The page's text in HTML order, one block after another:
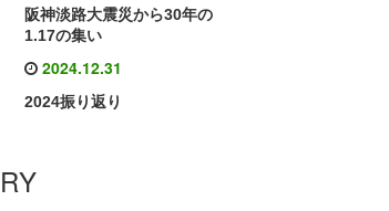
阪神淡路大震災から30年の
1.17の集い
2024.12.31
2024振り返り